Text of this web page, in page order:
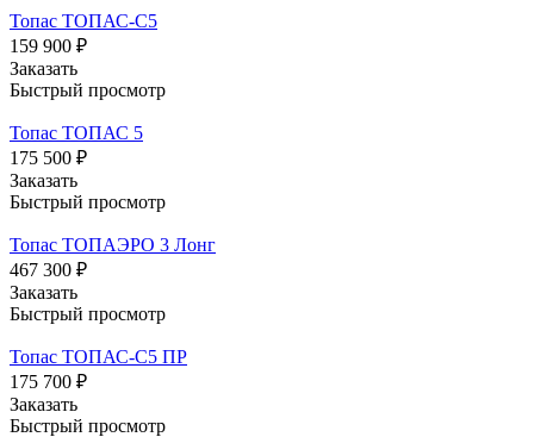
Топас ТОПАС-С5
159 900 ₽
Заказать
Быстрый просмотр
Топас ТОПАС 5
175 500 ₽
Заказать
Быстрый просмотр
Топас ТОПАЭРО 3 Лонг
467 300 ₽
Заказать
Быстрый просмотр
Топас ТОПАС-С5 ПР
175 700 ₽
Заказать
Быстрый просмотр